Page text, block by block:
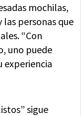
mochilas,
personas que
“Con
uno puede
experiencia
sigue